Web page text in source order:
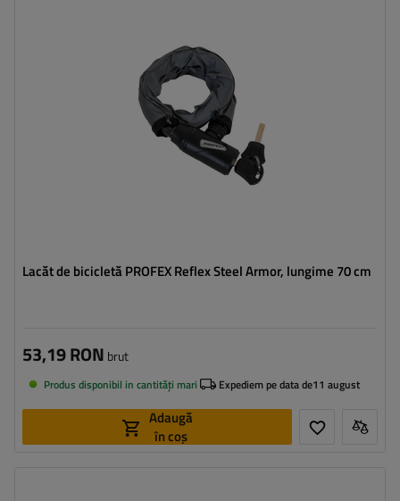
Lacăt de bicicletă PROFEX Reflex Steel Armor, lungime 70 cm
53,19 RON brut
Produs disponibil in cantități mari Expediem pe data de11 august
Adaugă
în coș